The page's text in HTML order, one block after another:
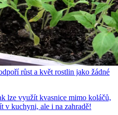
růst a květ rostlin jako žádné
lze využít kvasnice mimo koláčů,
v kuchyni, ale i na zahradě!